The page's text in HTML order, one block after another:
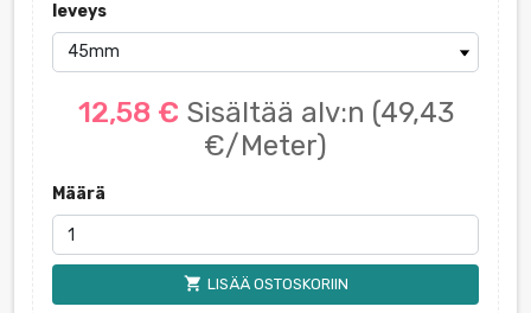
leveys
12,58 € Sisältää alv:n (49,43
€/Meter)
Määrä
shopping_cart LISÄÄ OSTOSKORIIN